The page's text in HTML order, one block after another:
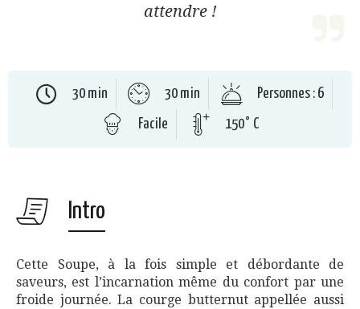
attendre !
30 min 30 min
Personnes : 6
Facile
150° C
Intro
Cette Soupe, à la fois simple et débordante de
saveurs, est l’incarnation même du confort par une
froide journée. La courge butternut appellée aussi